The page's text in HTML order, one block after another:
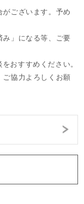
ございます。予め
み」になる等、ご要
おすすめください。
協力よろしくお願